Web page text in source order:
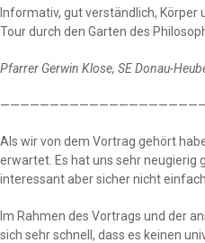
Informativ, gut verständlich, Körper
Tour durch den Garten des
Pfarrer Gerwin Klose, SE Donau-
Als wir von dem Vortrag gehört
erwartet. Es hat uns sehr neugierig
interessant aber sicher nicht einfach.
Im Rahmen des Vortrags und der
sich sehr schnell, dass es keinen